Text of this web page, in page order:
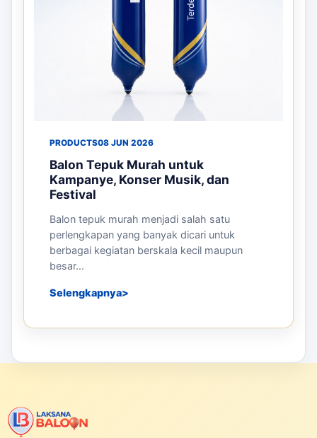
PRODUCTS08 JUN 2026
Balon Tepuk Murah untuk
Kampanye, Konser Musik, dan
Festival
Balon tepuk murah menjadi salah satu
perlengkapan yang banyak dicari untuk
berbagai kegiatan berskala kecil maupun
besar...
Selengkapnya